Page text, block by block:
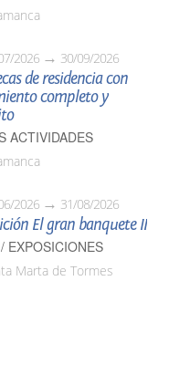
2026 30/09/2026
de residencia con
completo y
ACTIVIDADES
2026 31/08/2026
El gran banquete II
EXPOSICIONES
Marta de Tormes